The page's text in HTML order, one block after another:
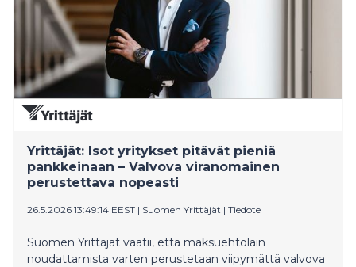
Yrittäjät: Isot yritykset pitävät pieniä
pankkeinaan – Valvova viranomainen
perustettava nopeasti
26.5.2026 13:49:14 EEST | Suomen Yrittäjät | Tiedote
Suomen Yrittäjät vaatii, että maksuehtolain
noudattamista varten perustetaan viipymättä valvova